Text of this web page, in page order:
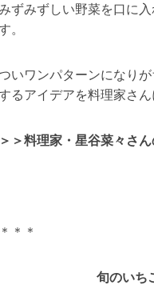
ずみずしい野菜を口に
。
いワンパターンになり
るアイデアを料理家さん
＞＞料理家・星谷菜々さ
＊＊＊
旬のいち